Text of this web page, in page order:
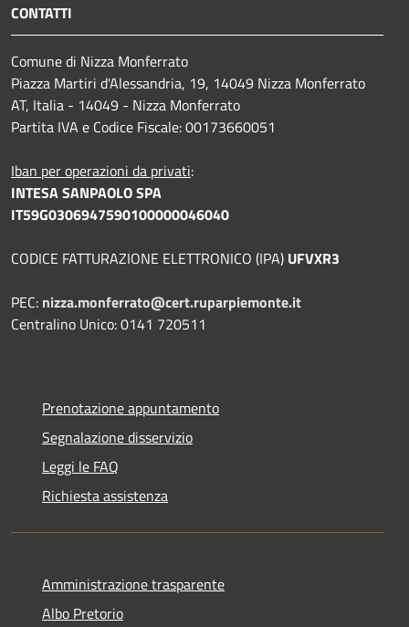
CONTATTI
Comune di Nizza Monferrato
Piazza Martiri d'Alessandria, 19, 14049 Nizza Monferrato
AT, Italia - 14049 - Nizza Monferrato
Partita IVA e Codice Fiscale: 00173660051
Iban per operazioni da privati:
INTESA SANPAOLO SPA
IT59G0306947590100000046040
CODICE FATTURAZIONE ELETTRONICO (IPA) UFVXR3
PEC: nizza.monferrato@cert.ruparpiemonte.it
Centralino Unico: 0141 720511
Prenotazione appuntamento
Segnalazione disservizio
Leggi le FAQ
Richiesta assistenza
Amministrazione trasparente
Albo Pretorio